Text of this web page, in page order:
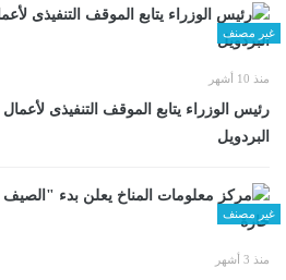
غير مصنف
منذ 10 أشهر
رئيس الوزراء يتابع الموقف التنفيذى
البردويل
غير مصنف
منذ 3 أشهر